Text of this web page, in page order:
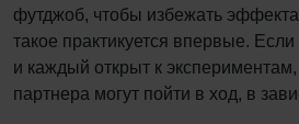
футджоб, чтобы избежать
такое практикуется впервые.
и каждый открыт к экспериментам,
партнера могут пойти в ход, в